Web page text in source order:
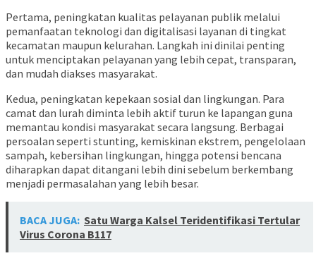
Pertama, peningkatan kualitas pelayanan publik melalui
pemanfaatan teknologi dan digitalisasi layanan di tingkat
kecamatan maupun kelurahan. Langkah ini dinilai penting
untuk menciptakan pelayanan yang lebih cepat, transparan,
dan mudah diakses masyarakat.
Kedua, peningkatan kepekaan sosial dan lingkungan. Para
camat dan lurah diminta lebih aktif turun ke lapangan guna
memantau kondisi masyarakat secara langsung. Berbagai
persoalan seperti stunting, kemiskinan ekstrem, pengelolaan
sampah, kebersihan lingkungan, hingga potensi bencana
diharapkan dapat ditangani lebih dini sebelum berkembang
menjadi permasalahan yang lebih besar.
BACA JUGA: Satu Warga Kalsel Teridentifikasi Tertular
Virus Corona B117